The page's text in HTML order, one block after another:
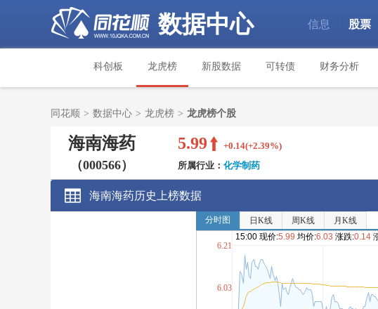
数据中心 信息 股票
科创板 龙虎榜 新股数据 可转债 财务分析
同花顺 > 数据中心 > 龙虎榜 > 龙虎榜个股
海南海药
（000566）
5.99
+0.14(+2.39%)
所属行业： 化学制药
海南海药历史上榜数据